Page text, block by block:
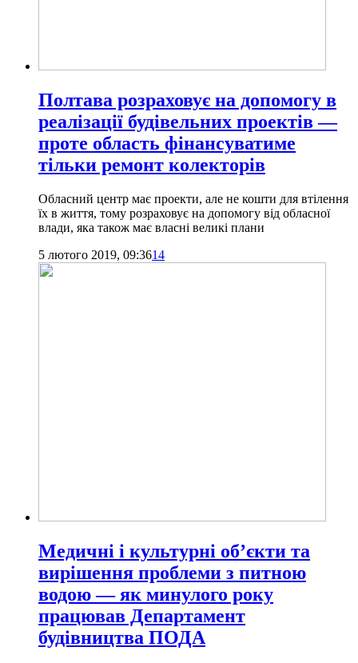
Полтава розраховує на допомогу в
реалізації будівельних проектів —
проте область фінансуватиме
тільки ремонт колекторів
Обласний центр має проекти, але не кошти для втілення
їх в життя, тому розраховує на допомогу від обласної
влади, яка також має власні великі плани
5 лютого 2019, 09:3614
Медичні і культурні об’єкти та
вирішення проблеми з питною
водою — як минулого року
працював Департамент
будівництва ПОДА